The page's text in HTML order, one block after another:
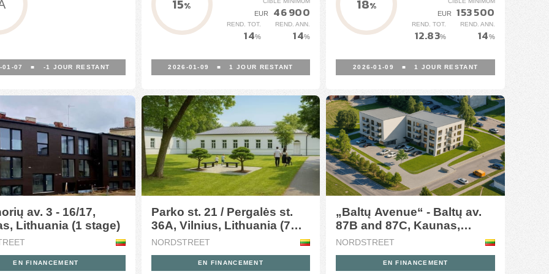
01-07 ■ -1 JOUR RESTANT
15%
EUR 46 900
REND. ANN.
14%
REND. TOT.
14%
2026-01-09 ■1 JOUR RESTANT
18%
EUR 153 500
REND. ANN.
14%
REND. TOT.
12.83%
2026-01-09 ■1 JOUR RESTANT
av. 3 - 16/17,
Lithuania (1 stage)
EN FINANCEMENT
Parko st. 21 / Pergalės st.
36A, Vilnius, Lithuania (7
stage)
NORDSTREET
EN FINANCEMENT
„Baltų Avenue“ - Baltų av.
87B and 87C, Kaunas,
Lithuania (8 stage)
NORDSTREET
EN FINANCEMENT